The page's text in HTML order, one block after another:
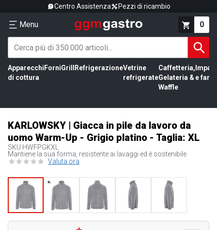
Centro Assistenza Pezzi di ricambio
Menu 0
Apparecchi
di cottura
ForniGrill RefrigerazioneVetrine
refrigerate
Caffetteria,
Gelateria &
Waffle
e
KARLOWSKY | Giacca in pile da lavoro da
uomo Warm-Up - Grigio platino - Taglia: XL
SKU HWFPGKXL
Mantiene la sua forma, resistente ai lavaggi ed è sostenibile
Valuta ora